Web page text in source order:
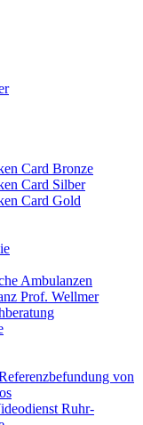
Card Bronze
Card Silber
Card Gold
Ambulanzen
Prof. Wellmer
von
Ruhr-